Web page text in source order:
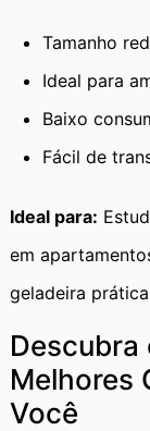
Tamanho
Ideal para
Baixo
Fácil de
Ideal para:
em
geladeira
Descubra
Melhores
Você